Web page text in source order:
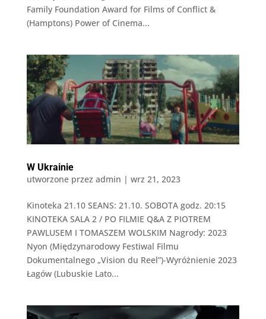
Family Foundation Award for Films of Conflict &
(Hamptons) Power of Cinema...
W Ukrainie
utworzone przez admin | wrz 21, 2023
Kinoteka 21.10 SEANS: 21.10. SOBOTA godz. 20:15
KINOTEKA SALA 2 / PO FILMIE Q&A Z PIOTREM
PAWLUSEM I TOMASZEM WOLSKIM Nagrody: 2023
Nyon (Międzynarodowy Festiwal Filmu
Dokumentalnego „Vision du Reel”)-Wyróżnienie 2023
Łagów (Lubuskie Lato...